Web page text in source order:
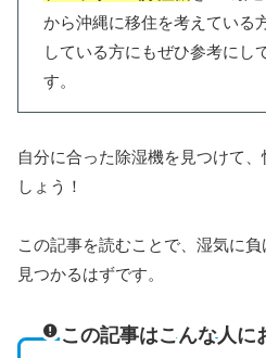
から沖縄に移住を考えている
している方にもぜひ参考にし
す。
自分に合った除湿機を見つけて
しょう！
この記事を読むことで、湿気に
見つかるはずです。
この記事はこんな人に